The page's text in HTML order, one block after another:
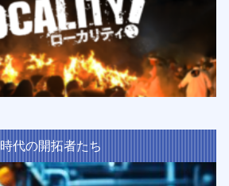
時代の開拓者たち